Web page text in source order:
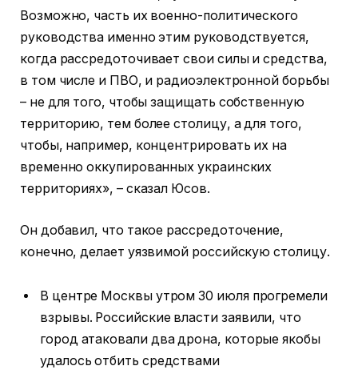
Возможно, часть их военно-политического
руководства именно этим руководствуется,
когда рассредоточивает свои силы и средства,
в том числе и ПВО, и радиоэлектронной борьбы
– не для того, чтобы защищать собственную
территорию, тем более столицу, а для того,
чтобы, например, концентрировать их на
временно оккупированных украинских
территориях», – сказал Юсов.
Он добавил, что такое рассредоточение,
конечно, делает уязвимой российскую столицу.
В центре Москвы утром 30 июля прогремели
взрывы. Российские власти заявили, что
город атаковали два дрона, которые якобы
удалось отбить средствами